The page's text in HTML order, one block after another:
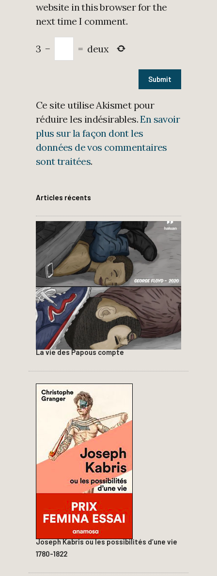
website in this browser for the
next time I comment.
3 − = deux
Ce site utilise Akismet pour
réduire les indésirables.En savoir
plus sur la façon dont les
données de vos commentaires
sont traitées.
Articles récents
La vie des Papous compte
Joseph Kabris ou les possibilités d’une vie
1780-1822